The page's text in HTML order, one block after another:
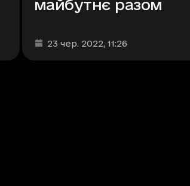
майбутнє разом
Дата та час публікації
23 чер. 2022, 11:26